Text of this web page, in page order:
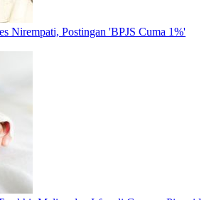
Nirempati, Postingan 'BPJS Cuma 1%'